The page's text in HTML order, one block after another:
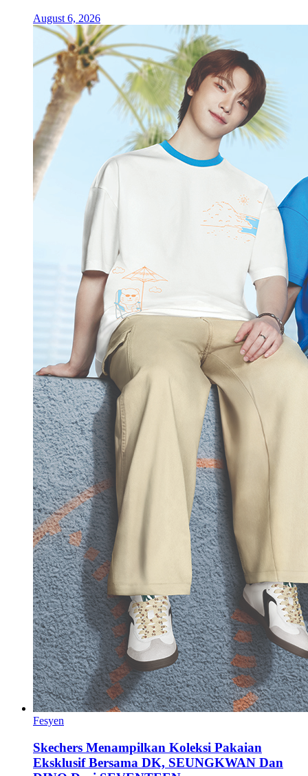
August 6, 2026
Fesyen
Skechers Menampilkan Koleksi Pakaian
Eksklusif Bersama DK, SEUNGKWAN Dan